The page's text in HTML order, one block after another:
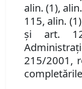
alin. (1),
115, alin.
şi art.
215/2001,